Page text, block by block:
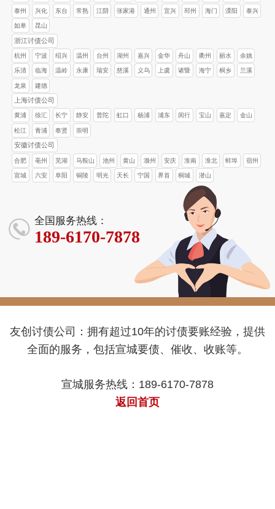
泰州 兴化 东台 常熟 江阴 张家港 通州 宜兴 邳州 海门 溧阳 泰兴
如皋 昆山
浙江讨债公司
杭州 宁波 绍兴 温州 台州 湖州 嘉兴 金华 舟山 衢州 丽水 余姚
乐清 临海 温岭 永康 瑞安 慈溪 义乌 上虞 诸暨 海宁 桐乡 兰溪
龙泉 建德
上海讨债公司
黄浦 徐汇 长宁 静安 普陀 虹口 杨浦 浦东 闵行 宝山 嘉定 金山
松江 青浦 奉贤 崇明
安徽讨债公司
合肥 亳州 芜湖 马鞍山 池州 黄山 滁州 安庆 淮南 淮北 蚌埠 宿州
宣城 六安 阜阳 铜陵 明光 天长 宁国 界首 桐城 潜山
全国服务热线：
189-6170-7878
友创讨债公司：拥有超过10年的讨债要账经验，提供
全面的服务，包括宣城要债、催收、收账等。
宣城服务热线：189-6170-7878
返回首页